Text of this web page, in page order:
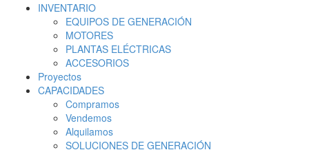
INVENTARIO
EQUIPOS DE GENERACIÓN
MOTORES
PLANTAS ELÉCTRICAS
ACCESORIOS
Proyectos
CAPACIDADES
Compramos
Vendemos
Alquilamos
SOLUCIONES DE GENERACIÓN